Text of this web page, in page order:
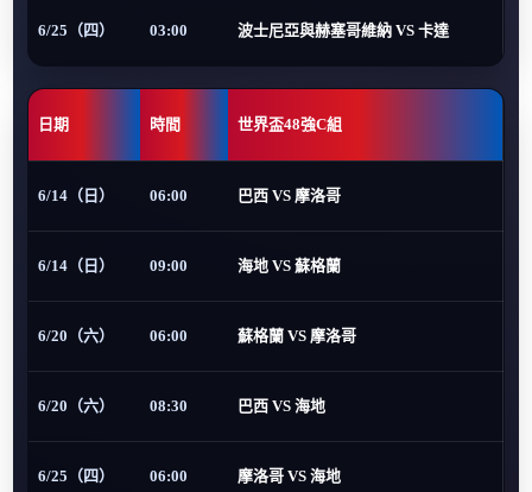
6/25（四） 03:00 波士尼亞與赫塞哥維納 VS 卡達
日期 時間 世界盃48強C組
6/14（日） 06:00 巴西 VS 摩洛哥
6/14（日） 09:00 海地 VS 蘇格蘭
6/20（六） 06:00 蘇格蘭 VS 摩洛哥
6/20（六） 08:30 巴西 VS 海地
6/25（四） 06:00 摩洛哥 VS 海地